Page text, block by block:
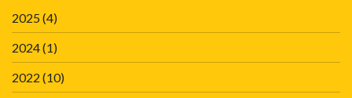
2025(4)
2024(1)
2022 (10)